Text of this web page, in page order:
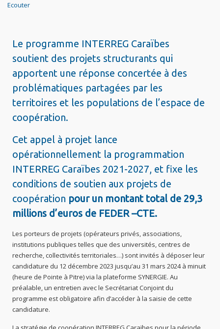
Ecouter
Le programme INTERREG Caraïbes
soutient des projets structurants qui
apportent une réponse concertée à des
problématiques partagées par les
territoires et les populations de l’espace de
coopération.
Cet appel à projet lance
opérationnellement la programmation
INTERREG Caraïbes 2021-2027, et fixe les
conditions de soutien aux projets de
coopération pour un montant total de 29,3
millions d’euros de FEDER –CTE.
Les porteurs de projets (opérateurs privés, associations,
institutions publiques telles que des universités, centres de
recherche, collectivités territoriales…) sont invités à déposer leur
candidature du 12 décembre 2023 jusqu’au 31 mars 2024 à minuit
(heure de Pointe à Pitre) via la plateforme SYNERGIE. Au
préalable, un entretien avec le Secrétariat Conjoint du
programme est obligatoire afin d’accéder à la saisie de cette
candidature.